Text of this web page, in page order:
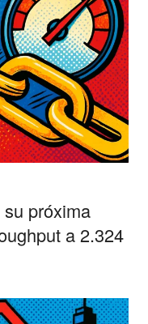
próxima
a 2.324